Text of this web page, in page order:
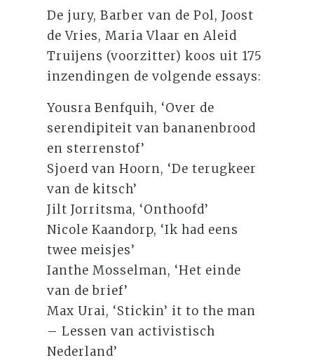
De jury, Barber van de Pol, Joost
de Vries, Maria Vlaar en Aleid
Truijens (voorzitter) koos uit 175
inzendingen de volgende essays:
Yousra Benfquih, ‘Over de
serendipiteit van bananenbrood
en sterrenstof’
Sjoerd van Hoorn, ‘De terugkeer
van de kitsch’
Jilt Jorritsma, ‘Onthoofd’
Nicole Kaandorp, ‘Ik had eens
twee meisjes’
Ianthe Mosselman, ‘Het einde
van de brief’
Max Urai, ‘Stickin’ it to the man
– Lessen van activistisch
Nederland’